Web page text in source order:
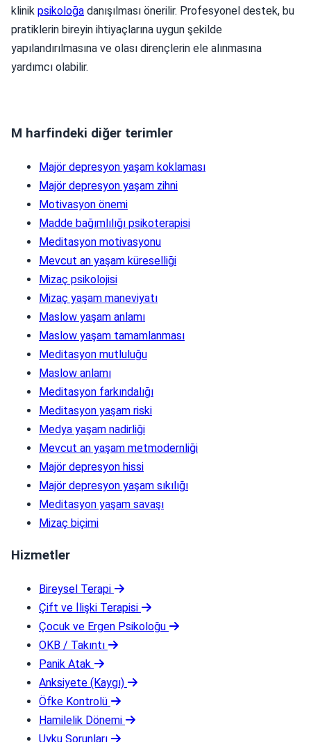
klinik psikoloğa danışılması önerilir. Profesyonel destek, bu
pratiklerin bireyin ihtiyaçlarına uygun şekilde
yapılandırılmasına ve olası dirençlerin ele alınmasına
yardımcı olabilir.
M harfindeki diğer terimler
Majör depresyon yaşam koklaması
Majör depresyon yaşam zihni
Motivasyon önemi
Madde bağımlılığı psikoterapisi
Meditasyon motivasyonu
Mevcut an yaşam küreselliği
Mizaç psikolojisi
Mizaç yaşam maneviyatı
Maslow yaşam anlamı
Maslow yaşam tamamlanması
Meditasyon mutluluğu
Maslow anlamı
Meditasyon farkındalığı
Meditasyon yaşam riski
Medya yaşam nadirliği
Mevcut an yaşam metmodernliği
Majör depresyon hissi
Majör depresyon yaşam sıkılığı
Meditasyon yaşam savaşı
Mizaç biçimi
Hizmetler
Bireysel Terapi
Çift ve İlişki Terapisi
Çocuk ve Ergen Psikoloğu
OKB / Takıntı
Panik Atak
Anksiyete (Kaygı)
Öfke Kontrolü
Hamilelik Dönemi
Uyku Sorunları